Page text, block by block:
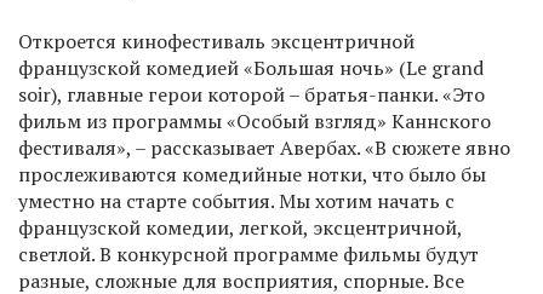
Откроется кинофестиваль эксцентричной
французской комедией «Большая ночь» (Le grand
soir), главные герои которой – братья-панки. «Это
фильм из программы «Особый взгляд» Каннского
фестиваля», – рассказывает Авербах. «В сюжете явно
прослеживаются комедийные нотки, что было бы
уместно на старте события. Мы хотим начать с
французской комедии, легкой, эксцентричной,
светлой. В конкурсной программе фильмы будут
разные, сложные для восприятия, спорные. Все